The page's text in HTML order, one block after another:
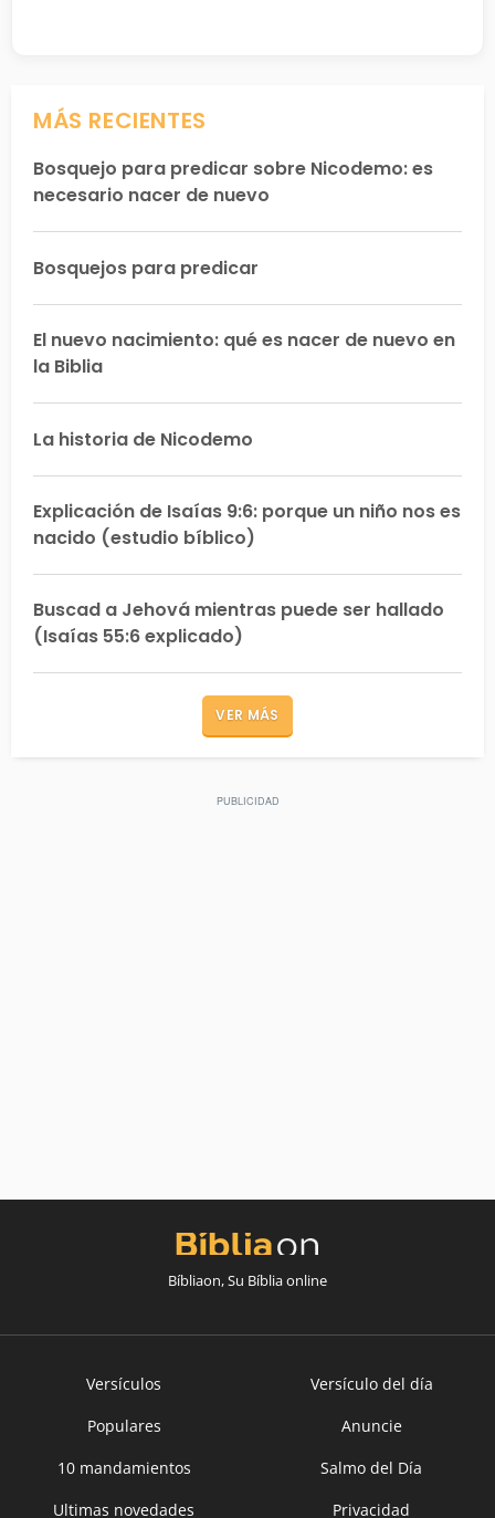
MÁS RECIENTES
Bosquejo para predicar sobre Nicodemo: es
necesario nacer de nuevo
Bosquejos para predicar
El nuevo nacimiento: qué es nacer de nuevo en
la Biblia
La historia de Nicodemo
Explicación de Isaías 9:6: porque un niño nos es
nacido (estudio bíblico)
Buscad a Jehová mientras puede ser hallado
(Isaías 55:6 explicado)
VER MÁS
Bíbliaon, Su Bíblia online
Versículos
Versículo del día
Populares
Anuncie
10 mandamientos
Salmo del Día
Ultimas novedades
Privacidad